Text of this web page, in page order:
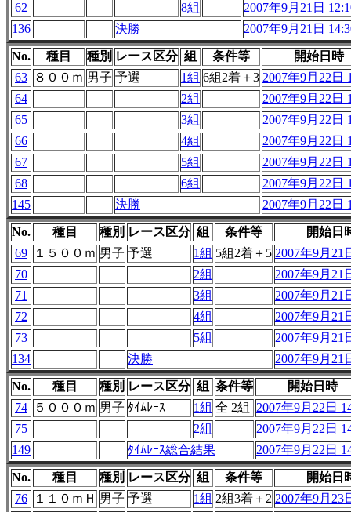
62
8組
2007年9月21日
136
決勝 2007年9月21日
No. 種目 種別 レース区分 組 条件等
開始日時
63
８００ｍ 男子 予選 1組 6組2着＋3 2007年9月22日
64
2組
2007年9月22日
65
3組
2007年9月22日
66
4組
2007年9月22日
67
5組
2007年9月22日
68
6組
2007年9月22日
145
決勝 2007年9月22日
No. 種目 種別 レース区分 組 条件等
開始日
69
１５００ｍ 男子 予選 1組 5組2着＋5 2007年9月21
70
2組
2007年9月21
71
3組
2007年9月21
72
4組
2007年9月21
73
5組
2007年9月21
134
決勝 2007年9月21
No. 種目 種別 レース区分 組 条件等
開始日時
74
５０００ｍ 男子 ﾀｲﾑﾚｰｽ 1組 全 2組
2007年9月22日
75
2組
2007年9月22日
149
ﾀｲﾑﾚｰｽ総合結果 2007年9月22日
No. 種目 種別 レース区分 組 条件等
開始日
76
１１０ｍＨ 男子 予選 1組 2組3着＋2 2007年9月23